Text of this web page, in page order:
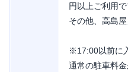
円以上ご利用
その他、高島
※17:00以前に
通常の駐車料金